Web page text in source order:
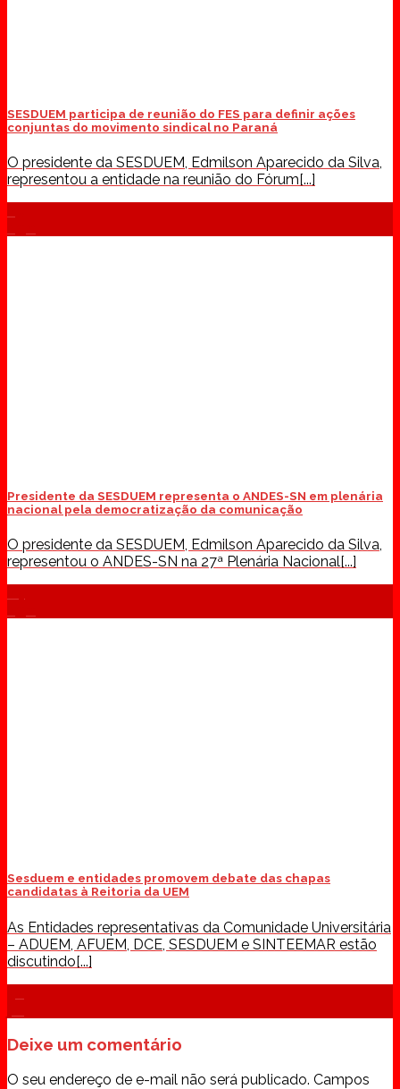
SESDUEM participa de reunião do FES para definir ações
conjuntas do movimento sindical no Paraná
O presidente da SESDUEM, Edmilson Aparecido da Silva,
representou a entidade na reunião do Fórum[...]
Presidente da SESDUEM representa o ANDES-SN em plenária
nacional pela democratização da comunicação
O presidente da SESDUEM, Edmilson Aparecido da Silva,
representou o ANDES-SN na 27ª Plenária Nacional[...]
Sesduem e entidades promovem debate das chapas
candidatas à Reitoria da UEM
As Entidades representativas da Comunidade Universitária
– ADUEM, AFUEM, DCE, SESDUEM e SINTEEMAR estão
discutindo[...]
Deixe um comentário
O seu endereço de e-mail não será publicado. Campos